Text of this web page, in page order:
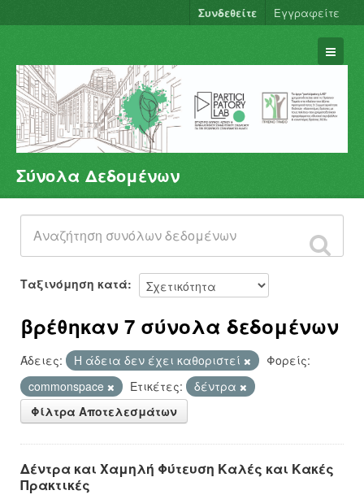
Συνδεθείτε Εγγραφείτε
Σύνολα Δεδομένων
Φορείς
Ομάδες
Σχετικά
Σύνολα Δεδομένων
Ταξινόμηση κατά
βρέθηκαν 7 σύνολα δεδομένων
Άδειες: Η άδεια δεν έχει καθοριστεί
Φορείς:
commonspace
Ετικέτες:
δέντρα
Φίλτρα Αποτελεσμάτων
Δέντρα και Χαμηλή Φύτευση Καλές και Κακές
Πρακτικές